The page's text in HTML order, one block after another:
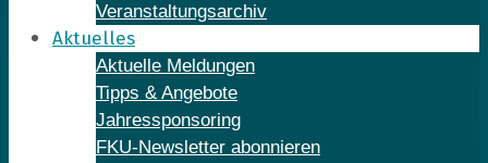
Veranstaltungsarchiv
Aktuelles
Aktuelle Meldungen
Tipps & Angebote
Jahressponsoring
FKU-Newsletter abonnieren